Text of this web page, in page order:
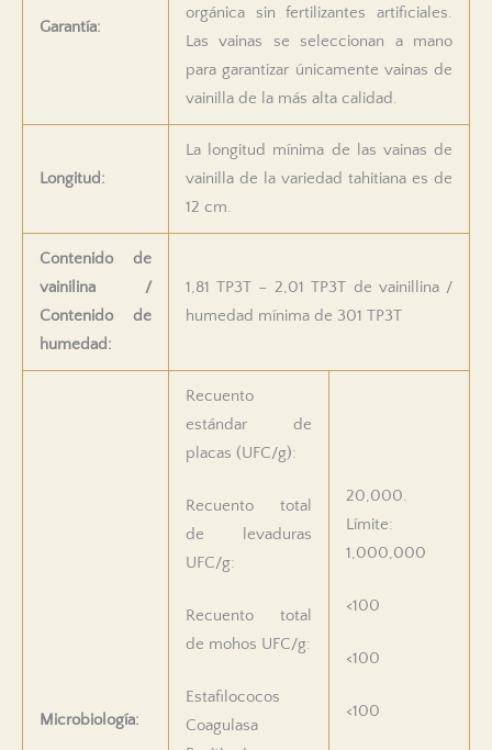
Garantía:
orgánica sin fertilizantes artificiales.
Las vainas se seleccionan a mano
para garantizar únicamente vainas de
vainilla de la más alta calidad.
Longitud:
La longitud mínima de las vainas de
vainilla de la variedad tahitiana es de
12 cm.
Contenido de
vainilina /
Contenido de
humedad:
1,81 TP3T – 2,01 TP3T de vainillina /
humedad mínima de 301 TP3T
Microbiología:
Recuento
estándar de
placas (UFC/g):
Recuento total
de levaduras
UFC/g:
Recuento total
de mohos UFC/g:
Estafilococos
Coagulasa
20,000.
Límite:
1,000,000
<100
<100
<100